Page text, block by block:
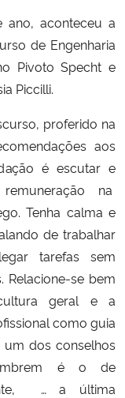
ano, aconteceu a
de Engenharia
Pivoto Specht e
Piccilli.
proferido na
aos
ação é escutar e
ção na
Tenha calma e
de trabalhar
tarefas sem
Relacione-se bem
ultura geral e a
como guia
dos conselhos
é o de
te, … a última